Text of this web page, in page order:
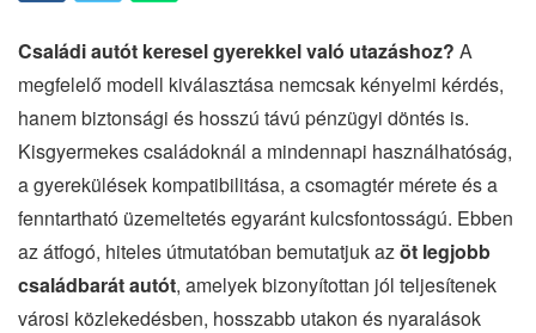
Családi autót keresel gyerekkel való utazáshoz? A
megfelelő modell kiválasztása nemcsak kényelmi kérdés,
hanem biztonsági és hosszú távú pénzügyi döntés is.
Kisgyermekes családoknál a mindennapi használhatóság,
a gyerekülések kompatibilitása, a csomagtér mérete és a
fenntartható üzemeltetés egyaránt kulcsfontosságú. Ebben
az átfogó, hiteles útmutatóban bemutatjuk azöt legjobb
családbarát autót, amelyek bizonyítottan jól teljesítenek
városi közlekedésben, hosszabb utakon és nyaralások